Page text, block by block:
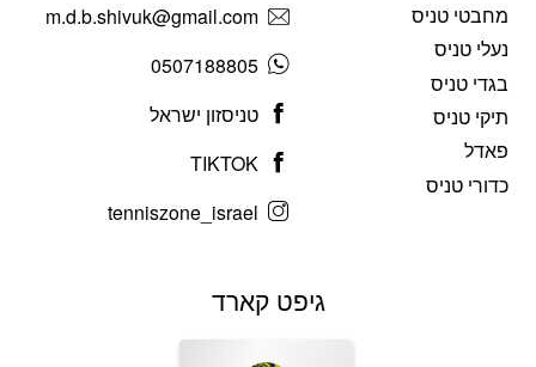
מחבטי טניס
נעלי טניס
בגדי טניס
תיקי טניס
פאדל
כדורי טניס
m.d.b.shivuk@gmail.com
0507188805
טניסזון ישראל
TIKTOK
tenniszone_israel
גיפט קארד